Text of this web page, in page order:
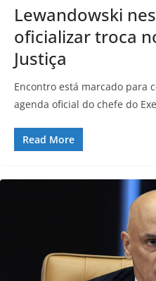
Lewandowski
oficializar troca
Justiça
Encontro está marcado para
agenda oficial do chefe do
Read More